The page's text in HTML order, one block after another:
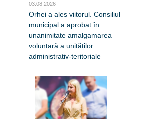
03.08.2026
Orhei a ales viitorul. Consiliul
municipal a aprobat în
unanimitate amalgamarea
voluntară a unităților
administrativ-teritoriale